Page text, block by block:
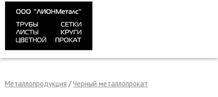
Металлопродукция /Черный металлопрокат